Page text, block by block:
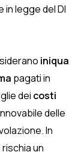
in legge del Dl
iniqua
pagati in
dei costi
delle
In
un